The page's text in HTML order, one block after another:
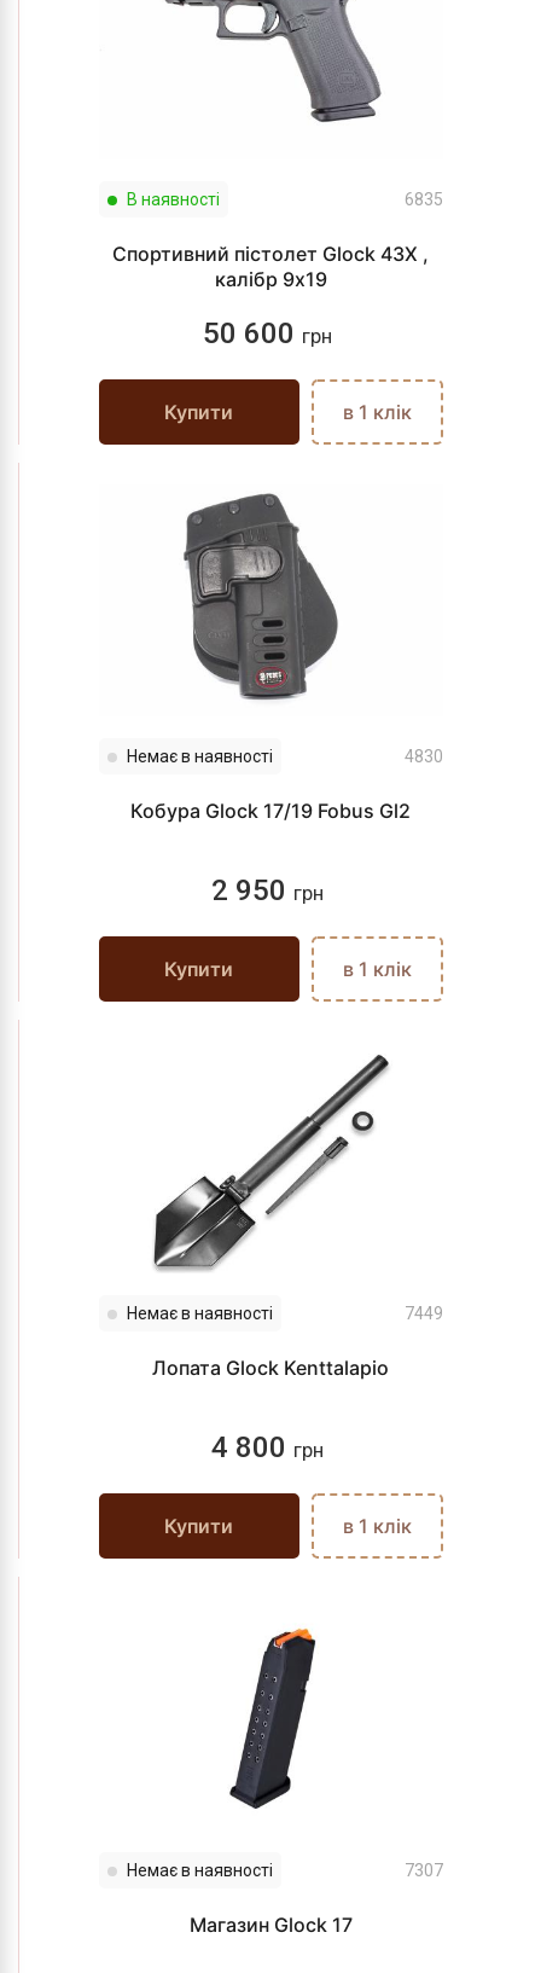
В наявності 6835
Спортивний пістолет Glock 43X ,
калібр 9х19
50 600 грн
Купити в 1 клік
Немає в наявності 4830
Кобура Glock 17/19 Fobus Gl2
2 950 грн
Купити в 1 клік
Немає в наявності 7449
Лопата Glock Kenttalapio
4 800 грн
Купити в 1 клік
Немає в наявності 7307
Магазин Glock 17